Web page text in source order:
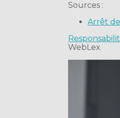
Sources :
Arrêt de
WebLex